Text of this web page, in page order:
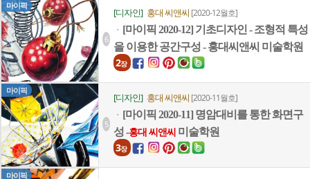
마이픽
6
[디자인] 홍대 씨앤씨 [2020-12월호]
ㆍ [마이픽 2020-12] 기초디자인 - 조형적 특성
을 이용한 공간구성 - 홍대씨앤씨 미술학원
2장
마이픽
5
[디자인] 홍대 씨앤씨 [2020-11월호]
ㆍ [마이픽 2020-11] 명암대비를 통한 화면구
성 -홍대 씨앤씨 미술학원
3장
마이픽